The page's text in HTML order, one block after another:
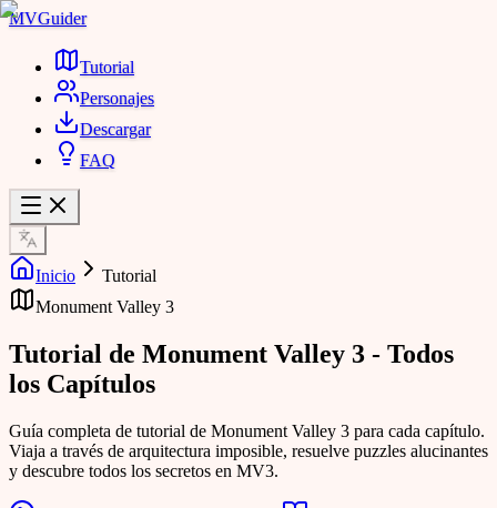
MVGuider
Tutorial
Personajes
Descargar
FAQ
Inicio
Tutorial
Monument Valley 3
Tutorial de Monument Valley 3 - Todos
los Capítulos
Guía completa de tutorial de Monument Valley 3 para cada capítulo.
Viaja a través de arquitectura imposible, resuelve puzzles alucinantes
y descubre todos los secretos en MV3.